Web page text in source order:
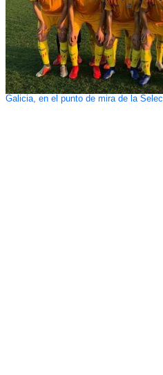
Galicia, en el punto de mira de la